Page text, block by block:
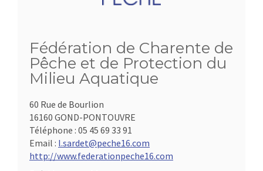
Fédération de Charente de
Pêche et de Protection du
Milieu Aquatique
60 Rue de Bourlion
16160 GOND-PONTOUVRE
Téléphone : 05 45 69 33 91
Email : l.sardet@peche16.com
http://www.federationpeche16.com